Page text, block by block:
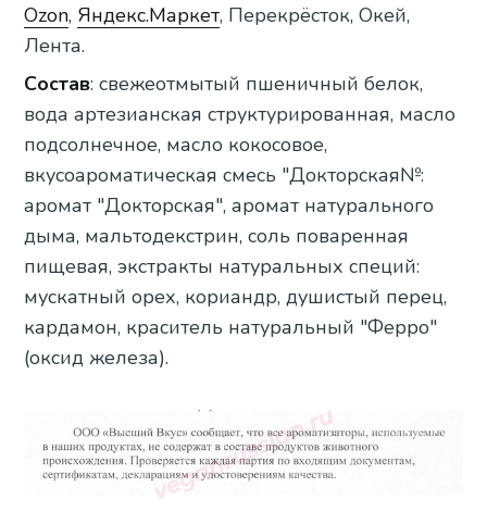
Ozon, Яндекс.Маркет, Перекрёсток, Окей,
Лента.
Состав: свежеотмытый пшеничный белок,
вода артезианская структурированная, масло
подсолнечное, масло кокосовое,
вкусоароматическая смесь "Докторская№:
аромат "Докторская", аромат натурального
дыма, мальтодекстрин, соль поваренная
пищевая, экстракты натуральных специй:
мускатный орех, кориандр, душистый перец,
кардамон, краситель натуральный "Ферро"
(оксид железа).